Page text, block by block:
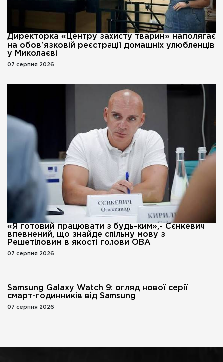
Директорка «Центру захисту тварин» наполягає
на обовʼязковій реєстрації домашніх улюбленців
у Миколаєві
07 серпня 2026
«Я готовий працювати з будь-ким»,- Сєнкевич
впевнений, що знайде спільну мову з
Решетіловим в якості голови ОВА
07 серпня 2026
Samsung Galaxy Watch 9: огляд нової серії
смарт-годинників від Samsung
07 серпня 2026